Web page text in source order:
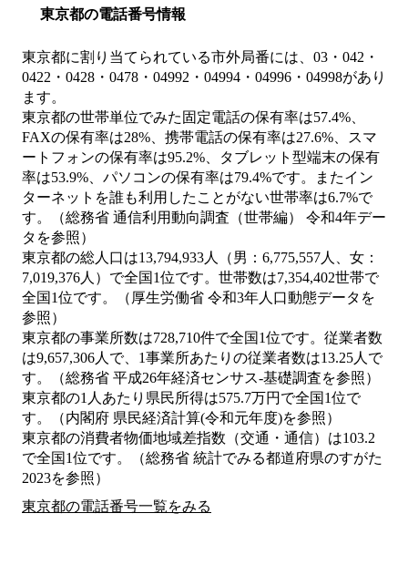
東京都の電話番号情報
東京都に割り当てられている市外局番には、03・042・
0422・0428・0478・04992・04994・04996・04998があり
ます。
東京都の世帯単位でみた固定電話の保有率は57.4%、
FAXの保有率は28%、携帯電話の保有率は27.6%、スマ
ートフォンの保有率は95.2%、タブレット型端末の保有
率は53.9%、パソコンの保有率は79.4%です。またイン
ターネットを誰も利用したことがない世帯率は6.7%で
す。（総務省 通信利用動向調査（世帯編） 令和4年デー
タを参照）
東京都の総人口は13,794,933人（男：6,775,557人、女：
7,019,376人）で全国1位です。世帯数は7,354,402世帯で
全国1位です。（厚生労働省 令和3年人口動態データを
参照）
東京都の事業所数は728,710件で全国1位です。従業者数
は9,657,306人で、1事業所あたりの従業者数は13.25人で
す。（総務省 平成26年経済センサス‐基礎調査を参照）
東京都の1人あたり県民所得は575.7万円で全国1位で
す。（内閣府 県民経済計算(令和元年度)を参照）
東京都の消費者物価地域差指数（交通・通信）は103.2
で全国1位です。（総務省 統計でみる都道府県のすがた
2023を参照）
東京都の電話番号一覧をみる